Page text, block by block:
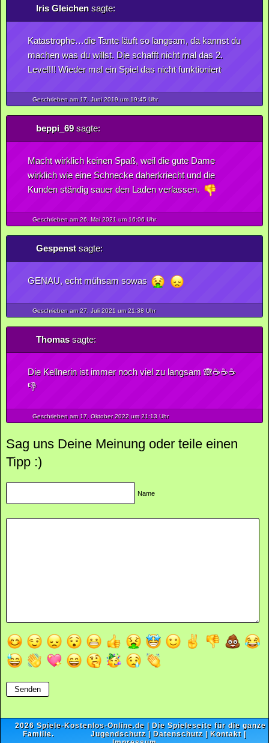
Iris Gleichensagte:
Katastrophe…die Tante läuft so langsam, da kannst du
machen was du willst. Die schafft nicht mal das 2.
Level!!! Wieder mal ein Spiel das nicht funktioniert
Geschrieben am 17. Juni2019um 19:45 Uhr
beppi_69sagte:
Macht wirklich keinen Spaß, weil die gute Dame
wirklich wie eine Schnecke daherkriecht und die
Kunden ständig sauer den Laden verlassen.
Geschrieben am 26. Mai2021 um 16:06 Uhr
Gespenstsagte:
GENAU, echt mühsam sowas
Geschrieben am 27. Juli2021 um 21:38 Uhr
Thomassagte:
Die Kellnerin ist immer noch viel zu langsam 🙈☕️☕️☕️
👎
Geschrieben am 17. Oktober2022um 21:13 Uhr
Sag uns Deine Meinung oder teile einen
Tipp :)
Name
2026 Spiele-Kostenlos-Online.de| Die Spieleseite für die ganze
Familie.
Jugendschutz | Datenschutz | Kontakt |